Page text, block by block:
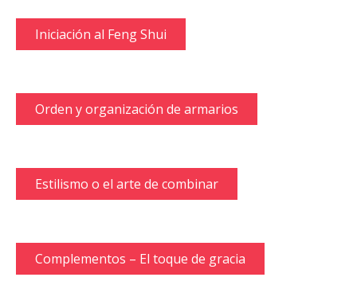
Iniciación al Feng Shui
Orden y organización de armarios
Estilismo o el arte de combinar
Complementos – El toque de gracia